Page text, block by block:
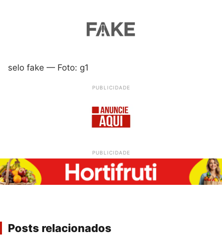
selo fake — Foto: g1
PUBLICIDADE
PUBLICIDADE
Posts relacionados